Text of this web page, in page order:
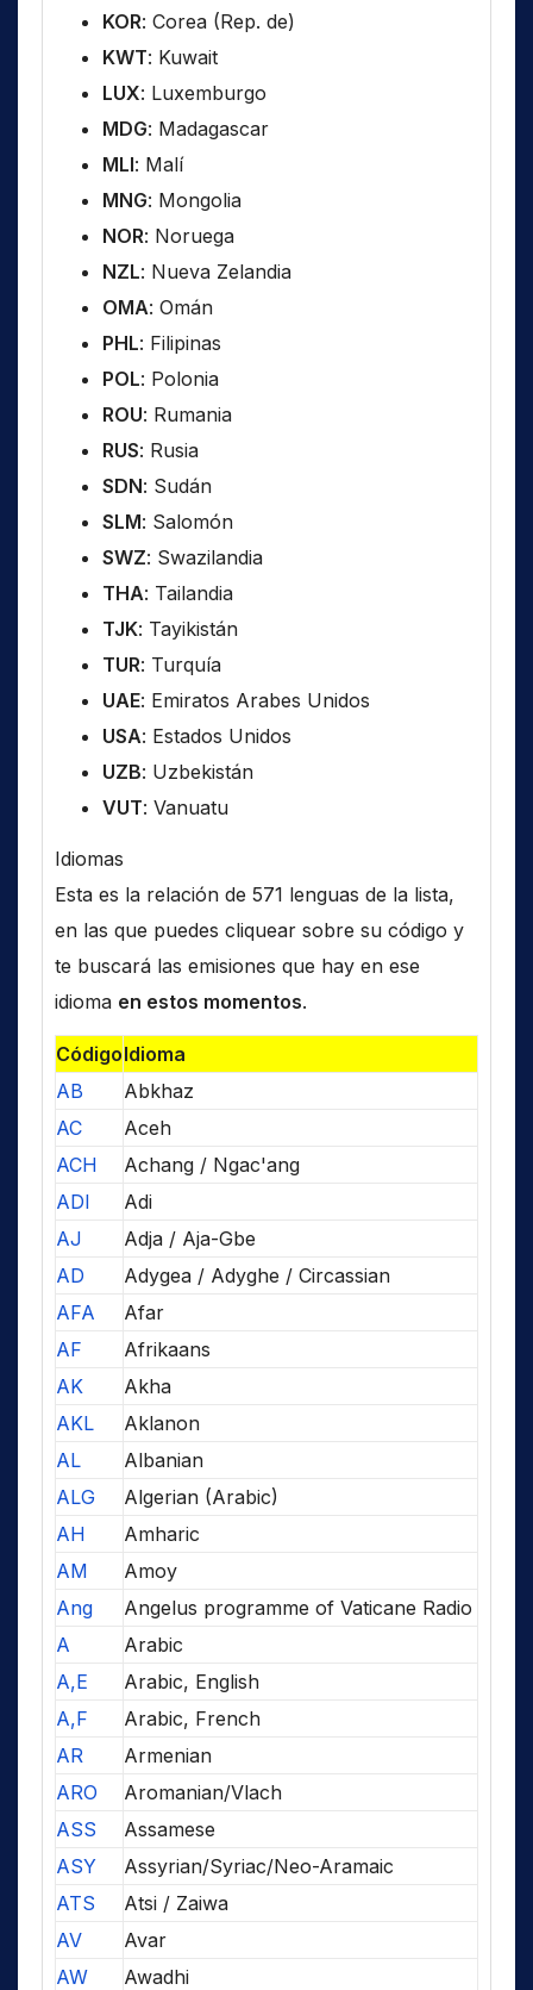
KOR: Corea (Rep. de)
KWT: Kuwait
LUX: Luxemburgo
MDG: Madagascar
MLI: Malí
MNG: Mongolia
NOR: Noruega
NZL: Nueva Zelandia
OMA: Omán
PHL: Filipinas
POL: Polonia
ROU: Rumania
RUS: Rusia
SDN: Sudán
SLM: Salomón
SWZ: Swazilandia
THA: Tailandia
TJK: Tayikistán
TUR: Turquía
UAE: Emiratos Arabes Unidos
USA: Estados Unidos
UZB: Uzbekistán
VUT: Vanuatu
Idiomas
Esta es la relación de 571 lenguas de la lista,
en las que puedes cliquear sobre su código y
te buscará las emisiones que hay en ese
idioma en estos momentos.
CódigoIdioma
AB
Abkhaz
AC
Aceh
ACH
Achang / Ngac'ang
ADI
Adi
AJ
Adja / Aja-Gbe
AD
Adygea / Adyghe / Circassian
AFA
Afar
AF
Afrikaans
AK
Akha
AKL
Aklanon
AL
Albanian
ALG
Algerian (Arabic)
AH
Amharic
AM
Amoy
Ang
Angelus programme of Vaticane Radio
A
Arabic
A,E
Arabic, English
A,F
Arabic, French
AR
Armenian
ARO
Aromanian/Vlach
ASS
Assamese
ASY
Assyrian/Syriac/Neo-Aramaic
ATS
Atsi / Zaiwa
AV
Avar
AW
Awadhi